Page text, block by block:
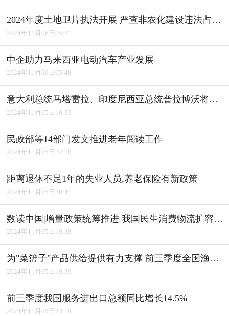
2024年度土地卫片执法开展 严查非农化建设违法占用耕地
2024年11月06日05:21
中企助力马来西亚电动汽车产业发展
2024年11月06日05:48
意大利总统马塔雷拉、印度尼西亚总统普拉博沃将访华
2024年11月05日10:33
民政部等14部门发文推进老年阅读工作
2024年11月05日22:18
距离退休不足1年的失业人员,养老保险有新政策
2024年11月05日20:41
数读中国|增量政策统筹推进 我国民生消费物流扩容升级
2024年11月05日19:38
为"菜篮子"产品供给提供有力支撑 前三季度全国渔业经济平稳发展
2024年11月05日19:39
前三季度我国服务进出口总额同比增长14.5%
2024年11月05日23:19